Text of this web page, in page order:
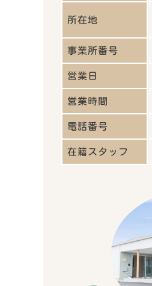
所在地
事業所番号
営業日
営業時間
電話番号
在籍スタッフ